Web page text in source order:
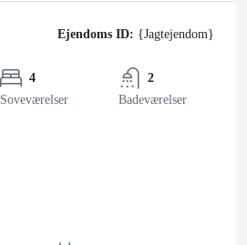
Ejendoms ID: {Jagtejendom}
4
Soveværelser
2
Badeværelser